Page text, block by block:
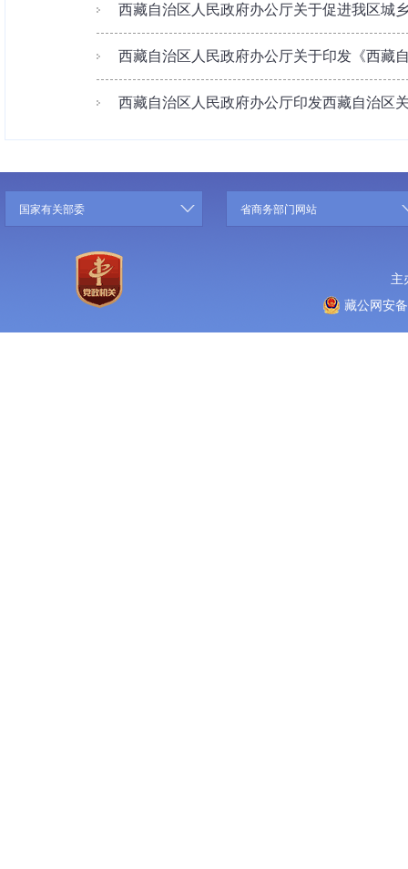
西藏自治区人民政府办公厅关于促进我区城
西藏自治区人民政府办公厅关于印发《西藏
西藏自治区人民政府办公厅印发西藏自治区
国家有关部委 省商务部门网站
主
藏公网安备